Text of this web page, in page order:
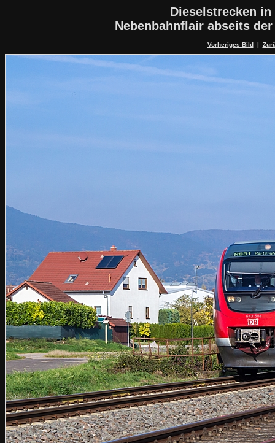
Dieselstrecken
Nebenbahnflair abseits
Vorheriges Bild